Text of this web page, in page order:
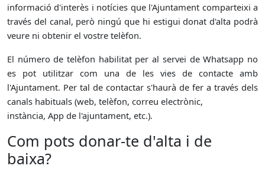
informació d'interès i notícies que l'Ajuntament comparteixi a
través del canal, però ningú que hi estigui donat d'alta podrà
veure ni obtenir el vostre telèfon.
El número de telèfon habilitat per al servei de Whatsapp no
es pot utilitzar com una de les vies de contacte amb
l'Ajuntament. Per tal de contactar s'haurà de fer a través dels
canals habituals (web, telèfon, correu electrònic,
instància, App de l'ajuntament, etc.).
Com pots donar-te d'alta i de
baixa?